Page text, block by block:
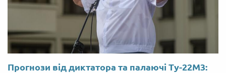
Прогнози від диктатора та палаючі Ту-22М3: